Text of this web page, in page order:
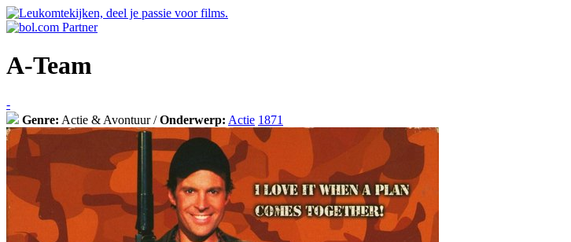
A-Team
-
Genre: Actie & Avontuur /Onderwerp: Actie 1871